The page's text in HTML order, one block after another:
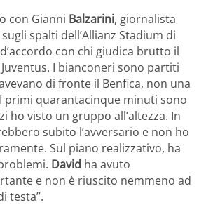
con Gianni Balzarini, giornalista
spalti dell’Allianz Stadium di
con chi giudica brutto il
I bianconeri sono partiti
di fronte il Benfica, non una
primi quarantacinque minuti sono
ho visto un gruppo all’altezza. In
subito l’avversario e non ho
Sul piano realizzativo, ha
David ha avuto
e non è riuscito nemmeno ad
testa”.